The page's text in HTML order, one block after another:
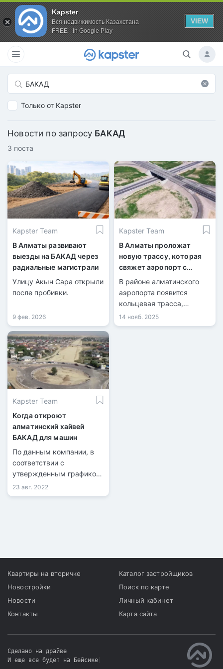
Kapster
Вся недвижимость Казахстана
FREE - In Google Play
VIEW
Только от Kapster
Новости по запросу БАКАД
3 поста
Kapster Team
В Алматы развивают
выезды на БАКАД через
радиальные магистрали
Улицу Акын Сара открыли
после пробивки.
9 фев. 2026
Kapster Team
В Алматы проложат
новую трассу, которая
свяжет аэропорт с
БАКАД
В районе алматинского
аэропорта появится
кольцевая трасса,
соединяющая его с
БАКАД.
14 нояб. 2025
Kapster Team
Когда откроют
алматинский хайвей
БАКАД для машин
По данным компании, в
соответствии с
утвержденным графиком
завершение
строительства БАКАД
23 авг. 2022
Квартиры на вторичке
Новостройки
Новости
Контакты
Каталог застройщиков
Поиск по карте
Личный кабинет
Карта сайта
Сделано на драйве
И еще все будет на Бейсике